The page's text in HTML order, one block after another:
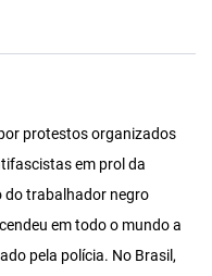
protestos organizados
em prol da
do trabalhador negro
em todo o mundo a
pela polícia. No Brasil,